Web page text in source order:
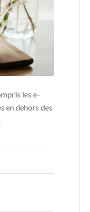
les e-
en dehors des